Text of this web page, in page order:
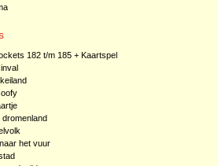
182 t/m 185 + Kaartspel
het vuur